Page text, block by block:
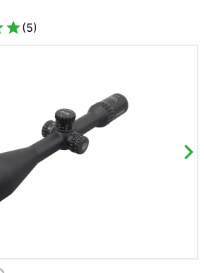
(5)